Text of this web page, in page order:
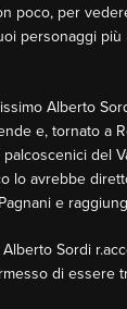
poco, per
personaggi
Alberto
e, tornato a
del
lo avrebbe
e
Alberto Sordi
di essere